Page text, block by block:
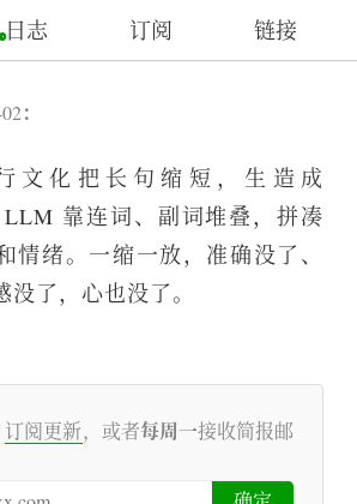
日志 订阅 链接
：
文化把长句缩短，生造成
LLM 靠连词、副词堆叠，拼凑
情绪。一缩一放，准确没了、
了，心也没了。
订阅更新，或者每周一接收简报邮